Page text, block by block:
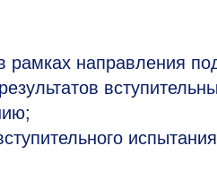
рамках направления